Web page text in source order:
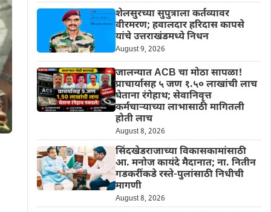
शेलसुरच्या सुपुत्राला कर्तव्यावर
वीरमरण; हवालदार हरिदास कापसे
यांचे उत्तराखंडमध्ये निधन
August 9, 2026
जालन्यात ACB चा मोठा सापळा!
प्राचार्यासह ५ जण १.५० लाखांची लाच
घेताना रंगेहाथ; सेवानिवृत्त
कर्मचाऱ्याच्या लाभासाठी मागितली
होती लाच
August 8, 2026
सिंदखेडराजाच्या विकासकामांसाठी
आ. मनोज कायंदे मैदानात; ना. नितीन
गडकरींकडे रस्ते-पुलांसाठी निधीची
मागणी
August 8, 2026